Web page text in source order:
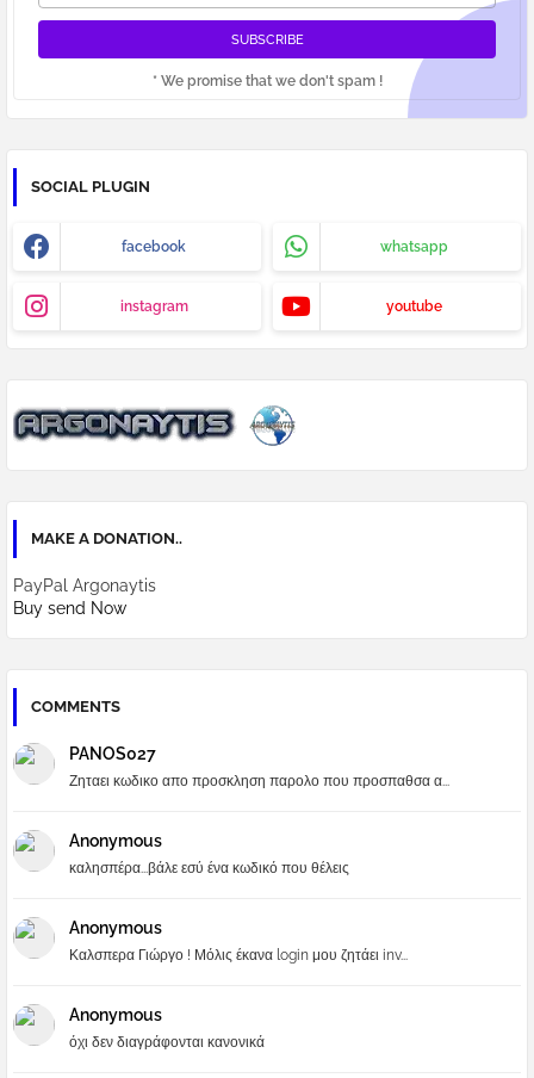
* We promise that we don't spam !
SOCIAL PLUGIN
facebook whatsapp
instagram youtube
MAKE A DONATION..
PayPal Argonaytis
Buy send Now
COMMENTS
PANOS027
Ζηταει κωδικο απο προσκληση παρολο που προσπαθσα α...
Anonymous
καλησπέρα...βάλε εσύ ένα κωδικό που θέλεις
Anonymous
Καλσπερα Γιώργο ! Μόλις έκανα login μου ζητάει inv...
Anonymous
όχι δεν διαγράφονται κανονικά